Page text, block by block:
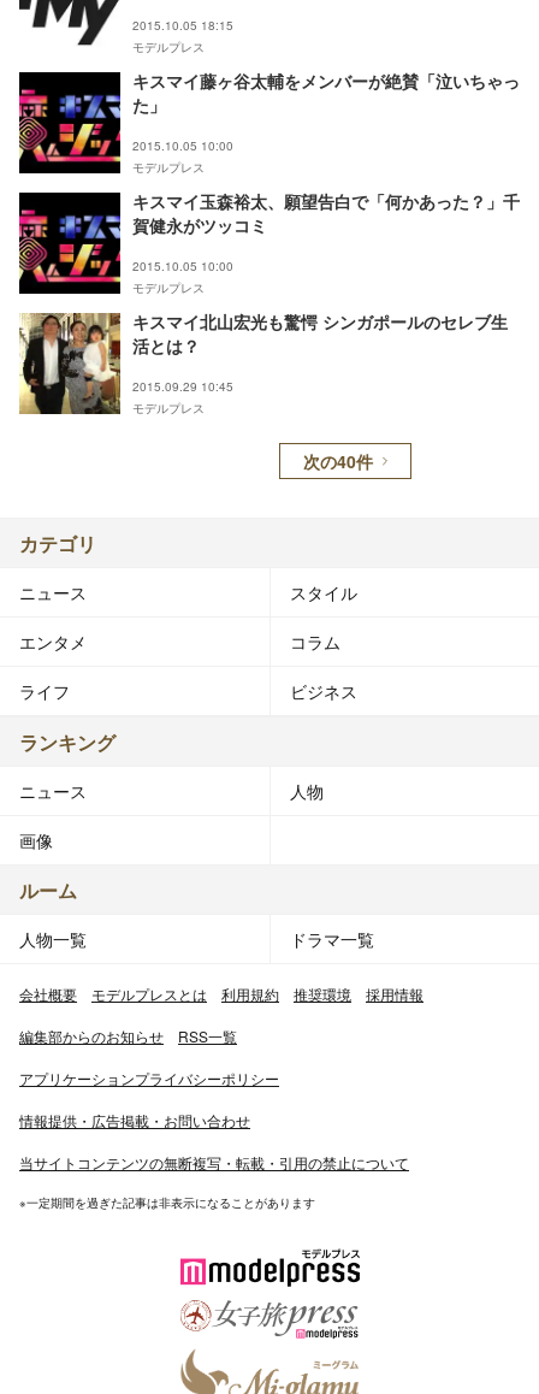
2015.10.05 18:15
モデルプレス
キスマイ藤ヶ谷太輔をメンバーが絶賛「泣いちゃっ
た」
2015.10.05 10:00
モデルプレス
キスマイ玉森裕太、願望告白で「何かあった？」千
賀健永がツッコミ
2015.10.05 10:00
モデルプレス
キスマイ北山宏光も驚愕 シンガポールのセレブ生
活とは？
2015.09.29 10:45
モデルプレス
次の40件
カテゴリ
ニュース スタイル
エンタメ コラム
ライフ ビジネス
ランキング
ニュース 人物
画像
ルーム
人物一覧 ドラマ一覧
会社概要 モデルプレスとは 利用規約 推奨環境 採用情報
編集部からのお知らせ RSS一覧
アプリケーションプライバシーポリシー
情報提供・広告掲載・お問い合わせ
当サイトコンテンツの無断複写・転載・引用の禁止について
※一定期間を過ぎた記事は非表示になることがあります